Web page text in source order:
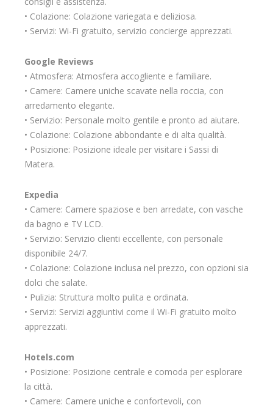
• Colazione: Colazione variegata e deliziosa.
• Servizi: Wi-Fi gratuito, servizio concierge apprezzati.
Google Reviews
• Atmosfera: Atmosfera accogliente e familiare.
• Camere: Camere uniche scavate nella roccia, con
arredamento elegante.
• Servizio: Personale molto gentile e pronto ad aiutare.
• Colazione: Colazione abbondante e di alta qualità.
• Posizione: Posizione ideale per visitare i Sassi di
Matera.
Expedia
• Camere: Camere spaziose e ben arredate, con vasche
da bagno e TV LCD.
• Servizio: Servizio clienti eccellente, con personale
disponibile 24/7.
• Colazione: Colazione inclusa nel prezzo, con opzioni sia
dolci che salate.
• Pulizia: Struttura molto pulita e ordinata.
• Servizi: Servizi aggiuntivi come il Wi-Fi gratuito molto
apprezzati.
Hotels.com
• Posizione: Posizione centrale e comoda per esplorare
la città.
• Camere: Camere uniche e confortevoli, con